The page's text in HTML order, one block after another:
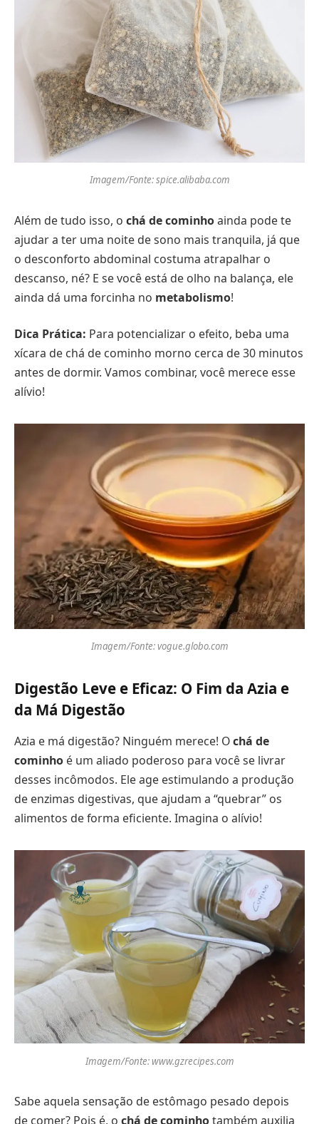
Imagem/Fonte: spice.alibaba.com
Além de tudo isso, o chá de cominhoainda pode te
ajudar a ter uma noite de sono mais tranquila, já que
o desconforto abdominal costuma atrapalhar o
descanso, né? E se você está de olho na balança, ele
ainda dá uma forcinha no metabolismo!
Dica Prática: Para potencializar o efeito, beba uma
xícara de chá de cominho morno cerca de 30 minutos
antes de dormir. Vamos combinar, você merece esse
alívio!
Imagem/Fonte: vogue.globo.com
Digestão Leve e Eficaz: O Fim da Azia e
da Má Digestão
Azia e má digestão? Ninguém merece! Ochá de
cominho é um aliado poderoso para você se livrar
desses incômodos. Ele age estimulando a produção
de enzimas digestivas, que ajudam a “quebrar” os
alimentos de forma eficiente. Imagina o alívio!
Imagem/Fonte: www.gzrecipes.com
Sabe aquela sensação de estômago pesado depois
de comer? Pois é, o chá de cominhotambém auxilia